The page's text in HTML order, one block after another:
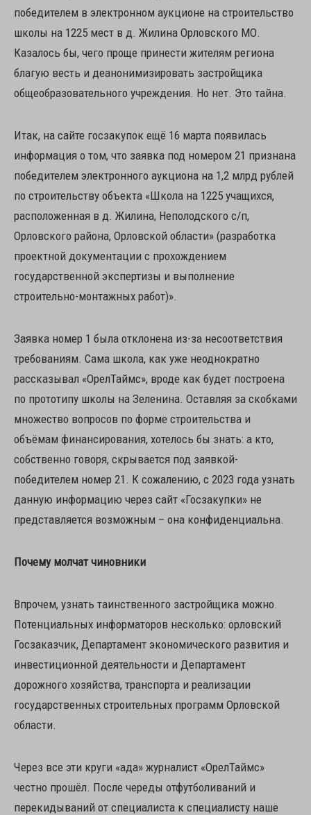
победителем в электронном аукционе на строительство
школы на 1225 мест в д. Жилина Орловского МО.
Казалось бы, чего проще принести жителям региона
благую весть и деанонимизировать застройщика
общеобразовательного учреждения. Но нет. Это тайна.
Итак, на сайте госзакупок ещё 16 марта появилась
информация о том, что заявка под номером 21 признана
победителем электронного аукциона на 1,2 млрд рублей
по строительству объекта «Школа на 1225 учащихся,
расположенная в д. Жилина, Неполодского с/п,
Орловского района, Орловской области» (разработка
проектной документации с прохождением
государственной экспертизы и выполнение
строительно-монтажных работ)».
Заявка номер 1 была отклонена из-за несоответствия
требованиям. Сама школа, как уже неоднократно
рассказывал «ОрелТаймс», вроде как будет построена
по прототипу школы на Зеленина. Оставляя за скобками
множество вопросов по форме строительства и
объёмам финансирования, хотелось бы знать: а кто,
собственно говоря, скрывается под заявкой-
победителем номер 21. К сожалению, с 2023 года узнать
данную информацию через сайт «Госзакупки» не
представляется возможным – она конфиденциальна.
Почему молчат чиновники
Впрочем, узнать таинственного застройщика можно.
Потенциальных информаторов несколько: орловский
Госзаказчик, Департамент экономического развития и
инвестиционной деятельности и Департамент
дорожного хозяйства, транспорта и реализации
государственных строительных программ Орловской
области.
Через все эти круги «ада» журналист «ОрелТаймс»
честно прошёл. После череды отфутболиваний и
перекидываний от специалиста к специалисту наше